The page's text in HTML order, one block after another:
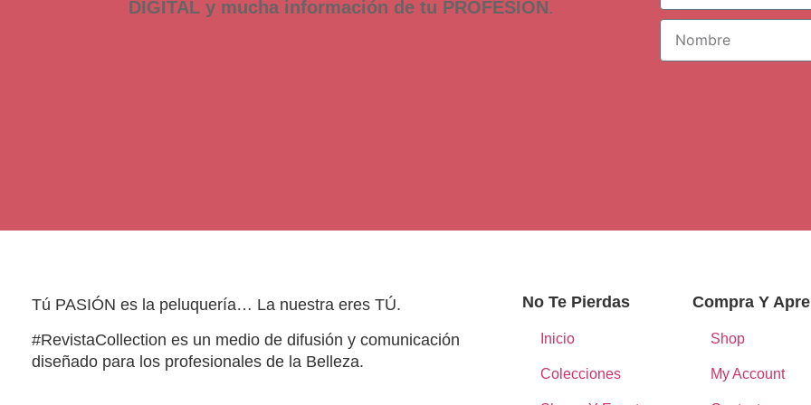
DIGITAL y mucha información de tu PROFESIÓN.
Tú PASIÓN es la peluquería… La nuestra eres TÚ.
#RevistaCollection es un medio de difusión y comunicación
diseñado para los profesionales de la Belleza.
No Te Pierdas
Inicio
Colecciones
Compra Y
Shop
My Account